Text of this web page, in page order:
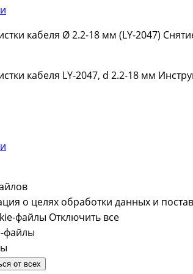
кабеля Ø 2.2-18 мм (LY-2047)
кабеля LY-2047, d 2.2-18 мм
о целях обработки данных и
файлы Отключить все
файлы
от всех